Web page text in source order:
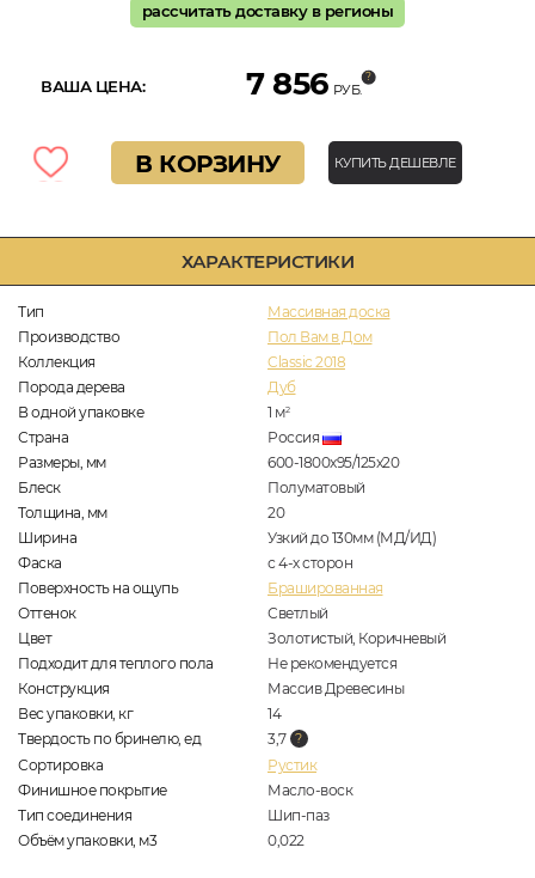
ХАРАКТЕРИСТИКИ
Тип
Массивная доска
Производство
Пол Вам в Дом
Коллекция
Classic 2018
Порода дерева
Дуб
В одной упаковке
1 м2
Страна
Россия
Размеры, мм
600-1800x95/125x20
Блеск
Полуматовый
Толщина, мм
20
Ширина
Узкий до 130мм (МД/ИД)
Фаска
с 4-х сторон
Поверхность на ощупь
Брашированная
Оттенок
Светлый
Цвет
Золотистый, Коричневый
Подходит для теплого пола
Не рекомендуется
Конструкция
Массив Древесины
Вес упаковки, кг
14
Твердость по бринелю, ед
3,7
Сортировка
Рустик
Финишное покрытие
Масло-воск
Тип соединения
Шип-паз
Объём упаковки, м3
0,022
рассчитать доставку в регионы
ВАША ЦЕНА: 7 856 РУБ.
В КОРЗИНУ КУПИТЬ ДЕШЕВЛЕ